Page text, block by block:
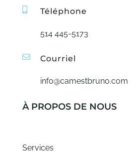
Téléphone
514 445-5173
Courriel
info@camestbruno.com
À PROPOS DE NOUS
Services